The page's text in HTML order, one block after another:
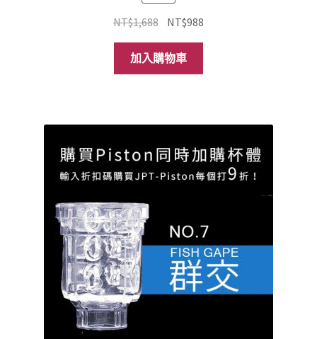
NT$1,688 原
價
格：
NT$988
加入購物車